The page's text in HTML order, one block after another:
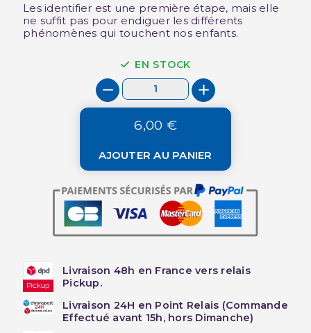
Les identifier est une première étape, mais elle
ne suffit pas pour endiguer les différents
phénomènes qui touchent nos enfants.
EN STOCK
6,00 €
AJOUTER AU PANIER
Livraison 48h en France vers relais
Pickup.
Livraison 24H en Point Relais (Commande
Effectué avant 15h, hors Dimanche)